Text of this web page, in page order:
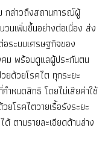
กล่าวถึงสถานการณ์ผู้
วนเพิ่มขึ้นอย่างต่อเนื่อง ส่ง
ระบบเศรษฐกิจของ
คม พร้อมดูแลผู้ประกันตน
ยด้วยโรคไต ทุกระยะ
ำหนดสิทธิ โดยไม่เสียค่าใช้
โรคไตวายเรื้อรังระยะ
ตามรายละเอียดด้านล่าง